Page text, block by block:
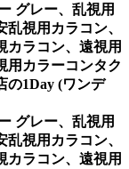
グレー、乱視用
視用カラコン、
カラコン、遠視用
用カラーコンタク
の1Day (ワンデ
グレー、乱視用
視用カラコン、
カラコン、遠視用